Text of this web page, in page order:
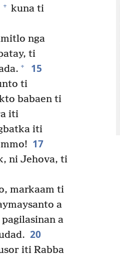
+ kuna ti
nga
ti
+ 15
ti
babaen ti
iti
iti
17
ni Jehova, ti
markaam ti
a
a
20
iti Rabba